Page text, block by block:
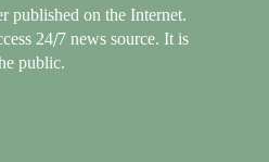
published on the Internet.
24/7 news source. It is
public.